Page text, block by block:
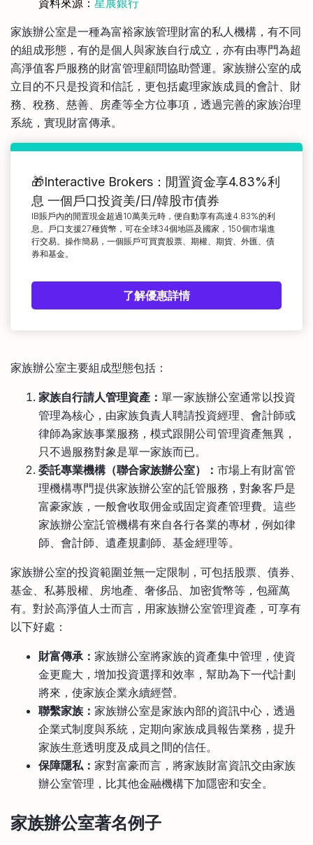
資料來源： 星展銀行
家族辦公室是一種為富裕家族管理財富的私人機構，有不同
的組成形態，有的是個人與家族自行成立，亦有由專門為超
高淨值客戶服務的財富管理顧問協助營運。家族辦公室的成
立目的不只是投資和信託，更包括處理家族成員的會計、財
務、稅務、慈善、房產等全方位事項，透過完善的家族治理
系統，實現財富傳承。
🎁Interactive Brokers：閒置資金享4.83%利
息 一個戶口投資美/日/韓股市債券
IB賬戶內的閒置現金超過10萬美元時，便自動享有高達4.83%的利
息。戶口支援27種貨幣，可在全球34個地區及國家，150個市場進
行交易。操作簡易，一個賬戶可買賣股票、期權、期貨、外匯、債
券和基金。
了解優惠詳情
家族辦公室主要組成型態包括：
家族自行請人管理資產： 單一家族辦公室通常以投資
管理為核心，由家族負責人聘請投資經理、會計師或
律師為家族事業服務，模式跟開公司管理資產無異，
只不過服務對象是單一家族而已。
委託專業機構（聯合家族辦公室）： 市場上有財富管
理機構專門提供家族辦公室的託管服務，對象客戶是
富豪家族，一般會收取佣金或固定資產管理費。這些
家族辦公室託管機構有來自各行各業的專材，例如律
師、會計師、遺產規劃師、基金經理等。
家族辦公室的投資範圍並無一定限制，可包括股票、債券、
基金、私募股權、房地產、奢侈品、加密貨幣等，包羅萬
有。對於高淨值人士而言，用家族辦公室管理資產，可享有
以下好處：
財富傳承： 家族辦公室將家族的資產集中管理，使資
金更龐大，增加投資選擇和效率，幫助為下一代計劃
將來，使家族企業永續經營。
聯繫家族： 家族辦公室是家族內部的資訊中心，透過
企業式制度與系統，定期向家族成員報告業務，提升
家族生意透明度及成員之間的信任。
保障隱私： 家對富豪而言，將家族財富資訊交由家族
辦公室管理，比其他金融機構下加隱密和安全。
家族辦公室著名例子